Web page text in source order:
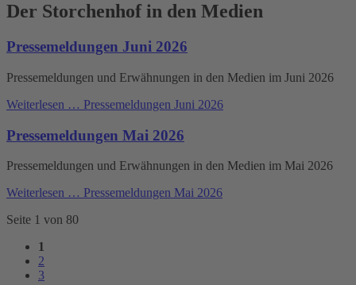
Der Storchenhof in den Medien
Pressemeldungen Juni 2026
Pressemeldungen und Erwähnungen in den Medien im Juni 2026
Weiterlesen … Pressemeldungen Juni 2026
Pressemeldungen Mai 2026
Pressemeldungen und Erwähnungen in den Medien im Mai 2026
Weiterlesen … Pressemeldungen Mai 2026
Seite 1 von 80
1
2
3